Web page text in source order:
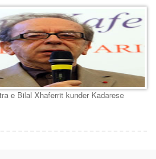
e Bilal Xhaferrit kunder Kadarese